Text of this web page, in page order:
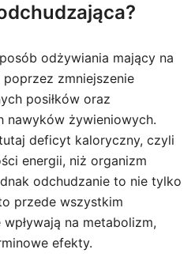
odżywiania mający na
poprzez zmniejszenie
posiłków oraz
nawyków żywieniowych.
deficyt kaloryczny, czyli
energii, niż organizm
odchudzanie to nie tylko
przede wszystkim
na metabolizm,
efekty.